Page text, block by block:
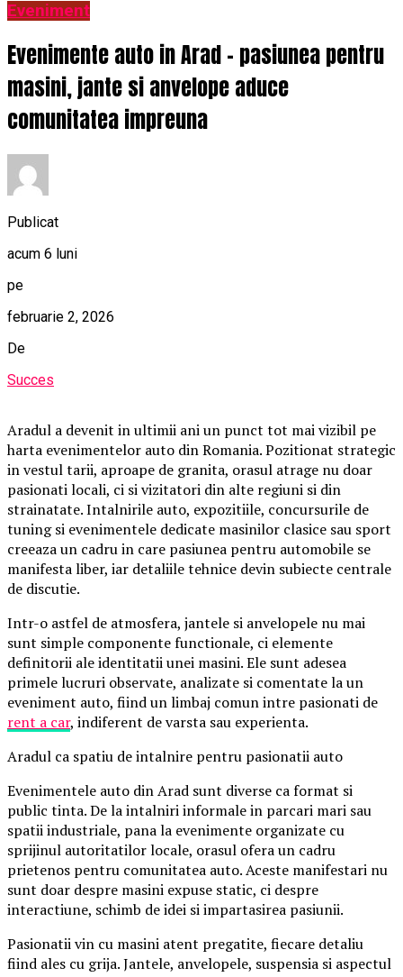
Eveniment
Evenimente auto in Arad – pasiunea pentru
masini, jante si anvelope aduce
comunitatea impreuna
Publicat
acum 6 luni
pe
februarie 2, 2026
De
Succes
Aradul a devenit in ultimii ani un punct tot mai vizibil pe
harta evenimentelor auto din Romania. Pozitionat strategic
in vestul tarii, aproape de granita, orasul atrage nu doar
pasionati locali, ci si vizitatori din alte regiuni si din
strainatate. Intalnirile auto, expozitiile, concursurile de
tuning si evenimentele dedicate masinilor clasice sau sport
creeaza un cadru in care pasiunea pentru automobile se
manifesta liber, iar detaliile tehnice devin subiecte centrale
de discutie.
Intr-o astfel de atmosfera, jantele si anvelopele nu mai
sunt simple componente functionale, ci elemente
definitorii ale identitatii unei masini. Ele sunt adesea
primele lucruri observate, analizate si comentate la un
eveniment auto, fiind un limbaj comun intre pasionati de
rent a car, indiferent de varsta sau experienta.
Aradul ca spatiu de intalnire pentru pasionatii auto
Evenimentele auto din Arad sunt diverse ca format si
public tinta. De la intalniri informale in parcari mari sau
spatii industriale, pana la evenimente organizate cu
sprijinul autoritatilor locale, orasul ofera un cadru
prietenos pentru comunitatea auto. Aceste manifestari nu
sunt doar despre masini expuse static, ci despre
interactiune, schimb de idei si impartasirea pasiunii.
Pasionatii vin cu masini atent pregatite, fiecare detaliu
fiind ales cu grija. Jantele, anvelopele, suspensia si aspectul